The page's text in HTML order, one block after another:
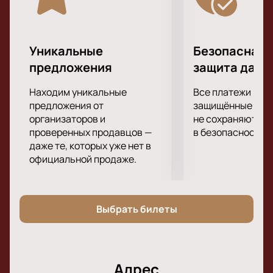
наличии пока еще есть, так что не затягивайте с
Подарите себе невероятные впечатления от
посещения концерта своего любимого
исполнителя!
Уникальные
предложения
Находим уникальные
предложения от
организаторов и
проверенных продавцов —
даже те, которых уже нет в
официальной продаже.
Безопасная
защита
Все платежи
защищённые
не сохраняются
в безопасности.
Выбрать билеты